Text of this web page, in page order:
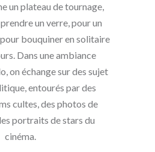
un plateau de tournage,
un verre, pour un
bouquiner en solitaire
Dans une ambiance
on échange sur des sujet
entourés par des
cultes, des photos de
portraits de stars du
cinéma.